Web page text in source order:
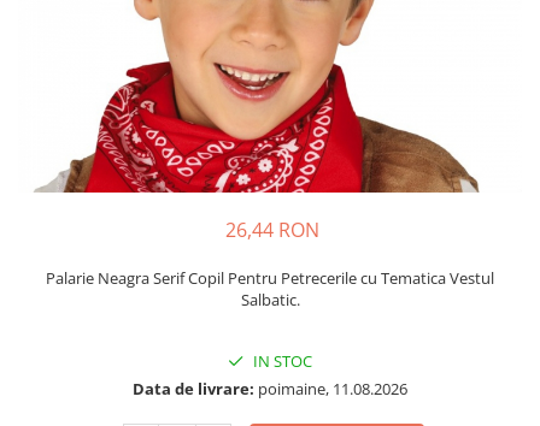
Suflatori si Coifuri
Petrecere Star Wars
Petrecere Super Mario
Petrecere Supereroi
Petreceri Fete
Petrecere Buburuza Miraculoasa
Petrecere Ferma Animalelor
Petrecere LOL Surprise
Petrecere Minnie Mouse
26,44 RON
Palarie Neagra Serif Copil Pentru Petrecerile cu Tematica Vestul
Salbatic.
IN STOC
Data de livrare: poimaine, 11.08.2026